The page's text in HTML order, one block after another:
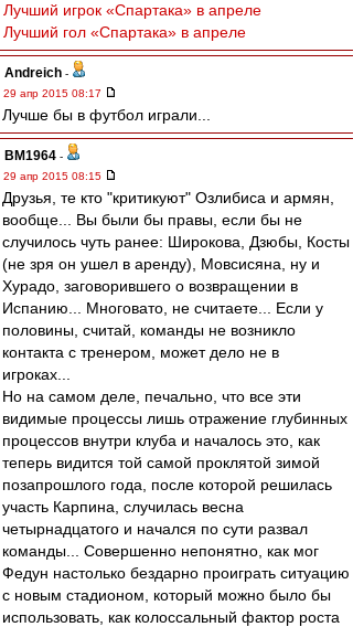
Лучший игрок «Спартака» в апреле
Лучший гол «Спартака» в апреле
Andreich -
29 апр 2015 08:17
Лучше бы в футбол играли...
BM1964 -
29 апр 2015 08:15
Друзья, те кто "критикуют" Озлибиса и армян,
вообще... Вы были бы правы, если бы не
случилось чуть ранее: Широкова, Дзюбы, Косты
(не зря он ушел в аренду), Мовсисяна, ну и
Хурадо, заговорившего о возвращении в
Испанию... Многовато, не считаете... Если у
половины, считай, команды не возникло
контакта с тренером, может дело не в
игроках...
Но на самом деле, печально, что все эти
видимые процессы лишь отражение глубинных
процессов внутри клуба и началось это, как
теперь видится той самой проклятой зимой
позапрошлого года, после которой решилась
участь Карпина, случилась весна
четырнадцатого и начался по сути развал
команды... Совершенно непонятно, как мог
Федун настолько бездарно проиграть ситуацию
с новым стадионом, который можно было бы
использовать, как колоссальный фактор роста